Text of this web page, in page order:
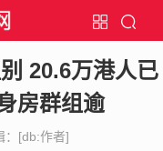
20.6万港人已
房群组逾
：[db:作者]